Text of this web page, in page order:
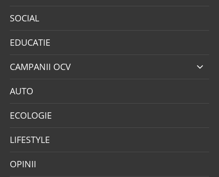
SOCIAL
EDUCATIE
CAMPANII OCV
AUTO
ECOLOGIE
LIFESTYLE
OPINII